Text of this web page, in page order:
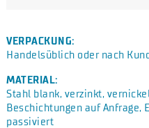
VERPACKUNG:
Handelsüblich oder nach
MATERIAL:
Stahl blank, verzinkt,
Beschichtungen auf Anfrage,
passiviert